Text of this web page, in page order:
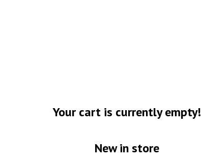
Your cart is currently empty!
New in store